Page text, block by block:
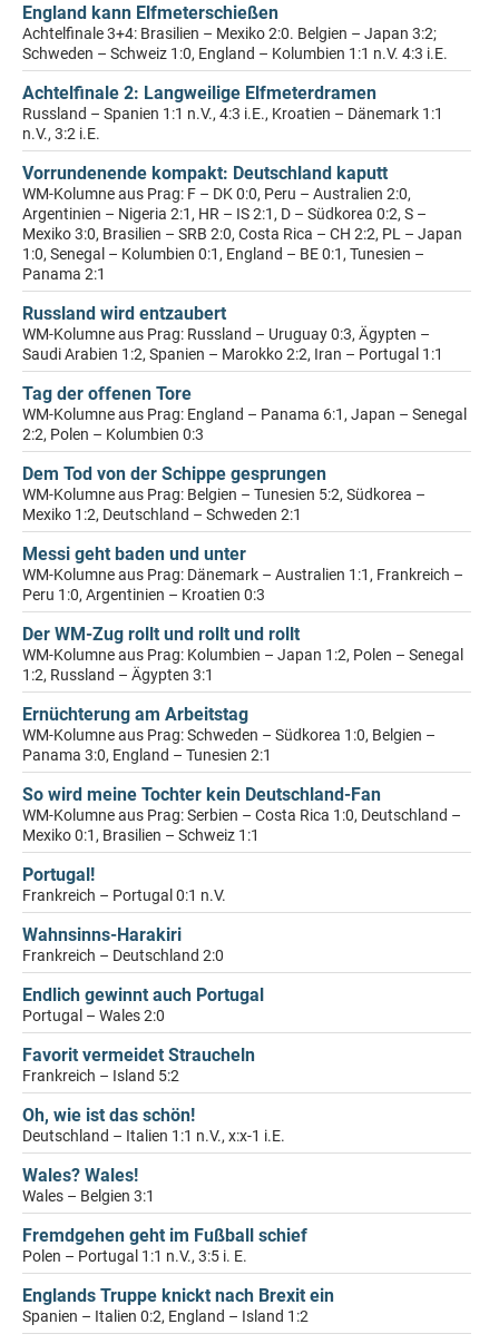
England kann Elfmeterschießen
Achtelfinale 3+4: Brasilien – Mexiko 2:0. Belgien – Japan 3:2;
Schweden – Schweiz 1:0, England – Kolumbien 1:1 n.V. 4:3 i.E.
Achtelfinale 2: Langweilige Elfmeterdramen
Russland – Spanien 1:1 n.V., 4:3 i.E., Kroatien – Dänemark 1:1
n.V., 3:2 i.E.
Vorrundenende kompakt: Deutschland kaputt
WM-Kolumne aus Prag: F – DK 0:0, Peru – Australien 2:0,
Argentinien – Nigeria 2:1, HR – IS 2:1, D – Südkorea 0:2, S –
Mexiko 3:0, Brasilien – SRB 2:0, Costa Rica – CH 2:2, PL – Japan
1:0, Senegal – Kolumbien 0:1, England – BE 0:1, Tunesien –
Panama 2:1
Russland wird entzaubert
WM-Kolumne aus Prag: Russland – Uruguay 0:3, Ägypten –
Saudi Arabien 1:2, Spanien – Marokko 2:2, Iran – Portugal 1:1
Tag der offenen Tore
WM-Kolumne aus Prag: England – Panama 6:1, Japan – Senegal
2:2, Polen – Kolumbien 0:3
Dem Tod von der Schippe gesprungen
WM-Kolumne aus Prag: Belgien – Tunesien 5:2, Südkorea –
Mexiko 1:2, Deutschland – Schweden 2:1
Messi geht baden und unter
WM-Kolumne aus Prag: Dänemark – Australien 1:1, Frankreich –
Peru 1:0, Argentinien – Kroatien 0:3
Der WM-Zug rollt und rollt und rollt
WM-Kolumne aus Prag: Kolumbien – Japan 1:2, Polen – Senegal
1:2, Russland – Ägypten 3:1
Ernüchterung am Arbeitstag
WM-Kolumne aus Prag: Schweden – Südkorea 1:0, Belgien –
Panama 3:0, England – Tunesien 2:1
So wird meine Tochter kein Deutschland-Fan
WM-Kolumne aus Prag: Serbien – Costa Rica 1:0, Deutschland –
Mexiko 0:1, Brasilien – Schweiz 1:1
Portugal!
Frankreich – Portugal 0:1 n.V.
Wahnsinns-Harakiri
Frankreich – Deutschland 2:0
Endlich gewinnt auch Portugal
Portugal – Wales 2:0
Favorit vermeidet Straucheln
Frankreich – Island 5:2
Oh, wie ist das schön!
Deutschland – Italien 1:1 n.V., x:x-1 i.E.
Wales? Wales!
Wales – Belgien 3:1
Fremdgehen geht im Fußball schief
Polen – Portugal 1:1 n.V., 3:5 i. E.
Englands Truppe knickt nach Brexit ein
Spanien – Italien 0:2, England – Island 1:2